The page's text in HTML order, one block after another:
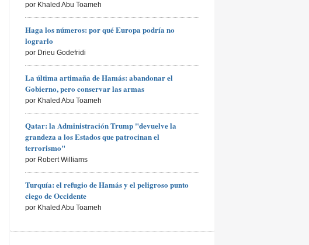
por Khaled Abu Toameh
Haga los números: por qué Europa podría no
lograrlo
por Drieu Godefridi
La última artimaña de Hamás: abandonar el
Gobierno, pero conservar las armas
por Khaled Abu Toameh
Qatar: la Administración Trump "devuelve la
grandeza a los Estados que patrocinan el
terrorismo"
por Robert Williams
Turquía: el refugio de Hamás y el peligroso punto
ciego de Occidente
por Khaled Abu Toameh